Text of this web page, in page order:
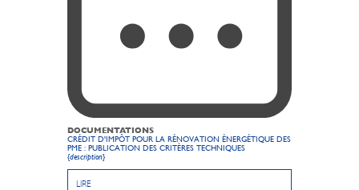
DOCUMENTATIONS
CRÉDIT D'IMPÔT POUR LA RÉNOVATION ÉNERGÉTIQUE DES
PME : PUBLICATION DES CRITÈRES TECHNIQUES
{description}
LIRE